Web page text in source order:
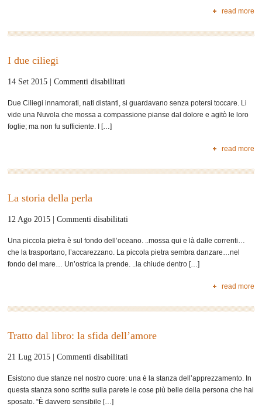
read more
I due ciliegi
14 Set 2015 |Commenti disabilitati
due
ciliegi
Due Ciliegi innamorati, nati distanti, si guardavano senza potersi toccare. Li
vide una Nuvola che mossa a compassione pianse dal dolore e agitò le loro
foglie; ma non fu sufficiente. I […]
read more
La storia della perla
12 Ago 2015 |Commenti disabilitati
storia
della
Una piccola pietra è sul fondo dell’oceano. ..mossa qui e là dalle correnti…
che la trasportano, l’accarezzano. La piccola pietra sembra danzare…nel
fondo del mare… Un’ostrica la prende. ..la chiude dentro […]
read more
Tratto dal libro: la sfida dell’amore
21 Lug 2015 |Commenti disabilitati
dal
libro:
Esistono due stanze nel nostro cuore: una è la stanza dell’apprezzamento. In
questa stanza sono scritte sulla parete le cose più belle della persona che hai
sposato. “È davvero sensibile […]